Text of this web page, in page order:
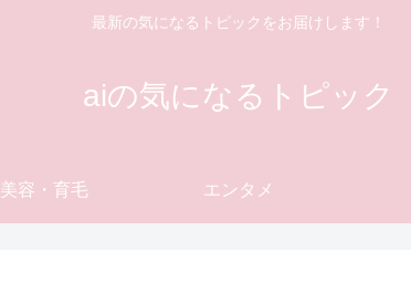
最新の気になるトピックをお届けします！
aiの気になるトピック
美容・育毛 エンタメ